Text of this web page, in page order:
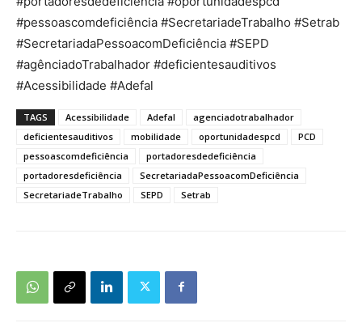
#pessoascomdeficiência #SecretariadeTrabalho #Setrab
#SecretariadaPessoacomDeficiência #SEPD
#agênciadoTrabalhador #deficientesauditivos
#Acessibilidade #Adefal
TAGS Acessibilidade Adefal
agenciadotrabalhador
deficientesauditivos
mobilidade oportunidadespcd
PCD
pessoascomdeficiência
portadoresdedeficiência
portadoresdeficiência
SecretariadaPessoacomDeficiência
SecretariadeTrabalho
SEPD Setrab